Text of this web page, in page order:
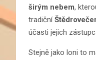
širým nebem,
tradiční
účasti jejich
Stejně jako loni to